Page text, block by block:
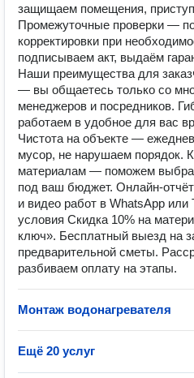
защищаем помещения,
Промежуточные проверки —
корректировки при
подписываем акт, выдаём
Наши преимущества для
— вы общаетесь только со
менеджеров и посредников.
работаем в удобное для вас
Чистота на объекте —
мусор, не нарушаем порядок.
материалам — поможем
под ваш бюджет.
и видео работ в WhatsApp
условия Скидка 10% на
ключ». Бесплатный выезд на
предварительной сметы.
разбиваем оплату на этапы.
Монтаж водонагревателя
Ещё 20 услуг